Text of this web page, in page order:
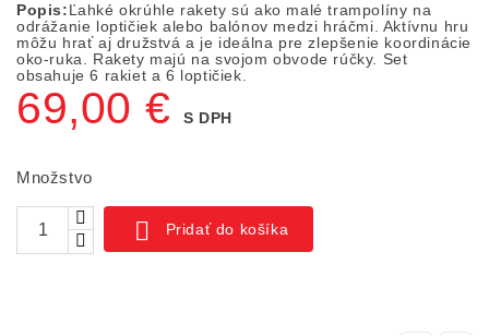
Popis:Ľahké okrúhle rakety sú ako malé trampolíny na
odrážanie loptičiek alebo balónov medzi hráčmi. Aktívnu hru
môžu hrať aj družstvá a je ideálna pre zlepšenie koordinácie
oko-ruka. Rakety majú na svojom obvode rúčky. Set
obsahuje 6 rakiet a 6 loptičiek.
69,00 € S DPH
Množstvo
 Pridať do košíka